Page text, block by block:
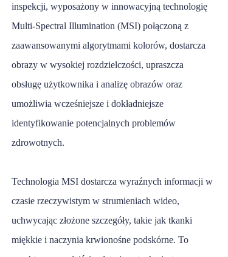
inspekcji, wyposażony w innowacyjną technologię
Multi-Spectral Illumination (MSI) połączoną z
zaawansowanymi algorytmami kolorów, dostarcza
obrazy w wysokiej rozdzielczości, upraszcza
obsługę użytkownika i analizę obrazów oraz
umożliwia wcześniejsze i dokładniejsze
identyfikowanie potencjalnych problemów
zdrowotnych.
Technologia MSI dostarcza wyraźnych informacji w
czasie rzeczywistym w strumieniach wideo,
uchwycając złożone szczegóły, takie jak tkanki
miękkie i naczynia krwionośne podskórne. To